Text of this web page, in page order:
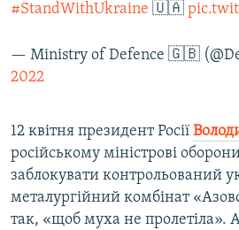
#StandWithUkraine 🇺🇦
— Ministry of Defence 🇬🇧
2022
12 квітня президент Росії
російському міністрові
заблокувати контрольований
металургійний комбінат
так, «щоб муха не пролетіла».